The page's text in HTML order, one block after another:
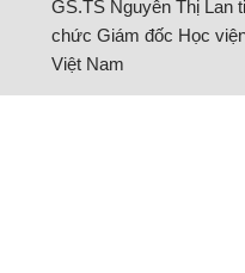
GS.TS Nguyễn Thị Lan
chức Giám đốc Học
Việt Nam